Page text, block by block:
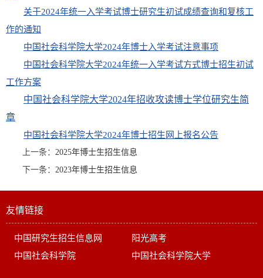
关于2024年统一入学考试博士研究生初试成绩查询和复核工
作的通知
中国社会科学院大学2024年博士入学考试注意事项
中国社会科学院大学2024年统一入学考试方式博士招生初试
工作方案
中国社会科学院大学2024年招收攻读博士学位研究生简
章
中国社会科学院大学2024年博士招生网上报名公告
上一条： 2025年博士生招生信息
下一条： 2023年博士生招生信息
友情链接
中国研究生招生信息网
阳光高考
中国社会科学院
中国社会科学院大学